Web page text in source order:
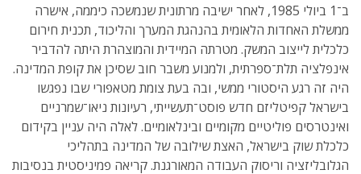
ב־1 ביולי 1985, לאחר ישיבה מרתונית שנמשכה כיממה, אישרה
ממשלת האחדות הלאומית בהנהגת המערך והליכוד, תכנית חירום
כלכלית לייצוב המשק. מטרתה המיידית והמוצהרת היתה להדביר
אינפלציה תלת־ספרתית, ולמנוע משבר חוב שסיכן את קופת המדינה.
היה זה רגע היסטורי ממשי, ובה בעת צומת מטאפורי שבו נפגשו
בישראל קפיטליזם חדש פוסט־תעשייתי, רעיונות ניאו־שמרניים
ואינטרסים פוליטיים מקומיים ובינלאומיים. לאלה היה עניין בקידום
כלכלת שוק בישראל, האצת שילובה של המדינה בתהליכי
הגלובליזציה וריסוק העבודה המאורגנת. קריאה פמיניסטית בנסיבות